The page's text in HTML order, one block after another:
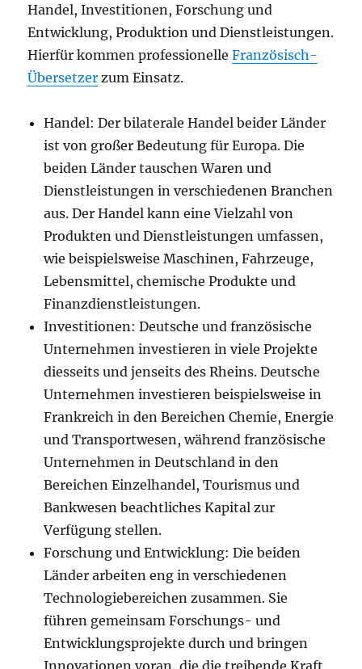
Handel, Investitionen, Forschung und
Entwicklung, Produktion und Dienstleistungen.
Hierfür kommen professionelleFranzösisch-
Übersetzer zum Einsatz.
Handel: Der bilaterale Handel beider Länder
ist von großer Bedeutung für Europa. Die
beiden Länder tauschen Waren und
Dienstleistungen in verschiedenen Branchen
aus. Der Handel kann eine Vielzahl von
Produkten und Dienstleistungen umfassen,
wie beispielsweise Maschinen, Fahrzeuge,
Lebensmittel, chemische Produkte und
Finanzdienstleistungen.
Investitionen: Deutsche und französische
Unternehmen investieren in viele Projekte
diesseits und jenseits des Rheins. Deutsche
Unternehmen investieren beispielsweise in
Frankreich in den Bereichen Chemie, Energie
und Transportwesen, während französische
Unternehmen in Deutschland in den
Bereichen Einzelhandel, Tourismus und
Bankwesen beachtliches Kapital zur
Verfügung stellen.
Forschung und Entwicklung: Die beiden
Länder arbeiten eng in verschiedenen
Technologiebereichen zusammen. Sie
führen gemeinsam Forschungs- und
Entwicklungsprojekte durch und bringen
Innovationen voran, die die treibende Kraft